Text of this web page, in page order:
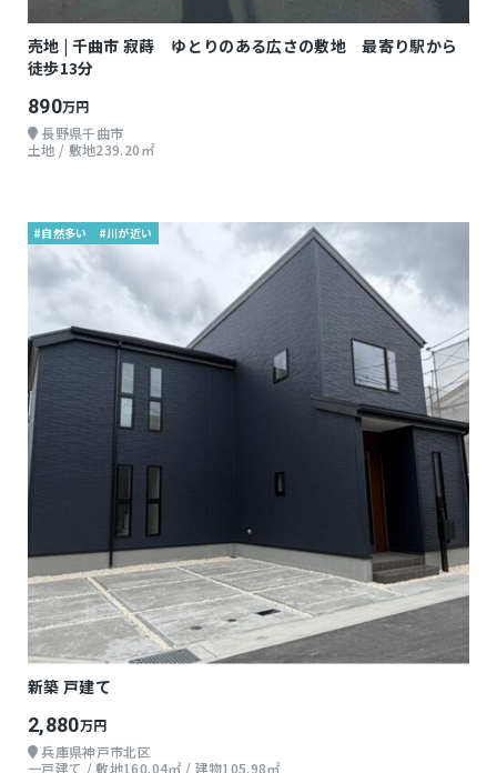
売地 | 千曲市 寂蒔 ゆとりのある広さの敷地 最寄り駅から
徒歩13分
890万円
長野県千曲市
土地 / 敷地239.20㎡
#自然多い #川が近い
新築 戸建て
2,880万円
兵庫県神戸市北区
一戸建て / 敷地160.04㎡ / 建物105.98㎡